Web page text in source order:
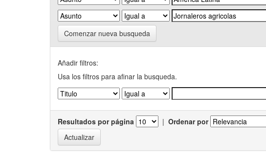
Comenzar nueva busqueda
Añadir filtros:
Usa los filtros para afinar la busqueda.
Resultados por página | Ordenar por